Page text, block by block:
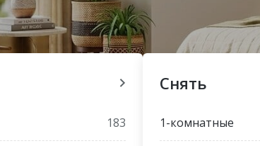
183
Снять
1-комнатные